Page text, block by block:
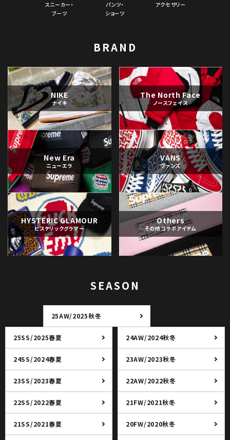
スニーカー・
ブーツ
パンツ・
ショーツ
アクセサリー
BRAND
NIKE
ナイキ
The North Face
ノースフェイス
New Era
ニューエラ
VANS
ヴァンズ
HYSTERIC GLAMOUR
ヒステリックグラマー
Others
その他コラボアイテム
SEASON
25AW/2025秋冬
25SS/2025春夏 24AW/2024秋冬
24SS/2024春夏 23AW/2023秋冬
23SS/2023春夏 22AW/2022秋冬
22SS/2022春夏 21FW/2021秋冬
21SS/2021春夏 20FW/2020秋冬